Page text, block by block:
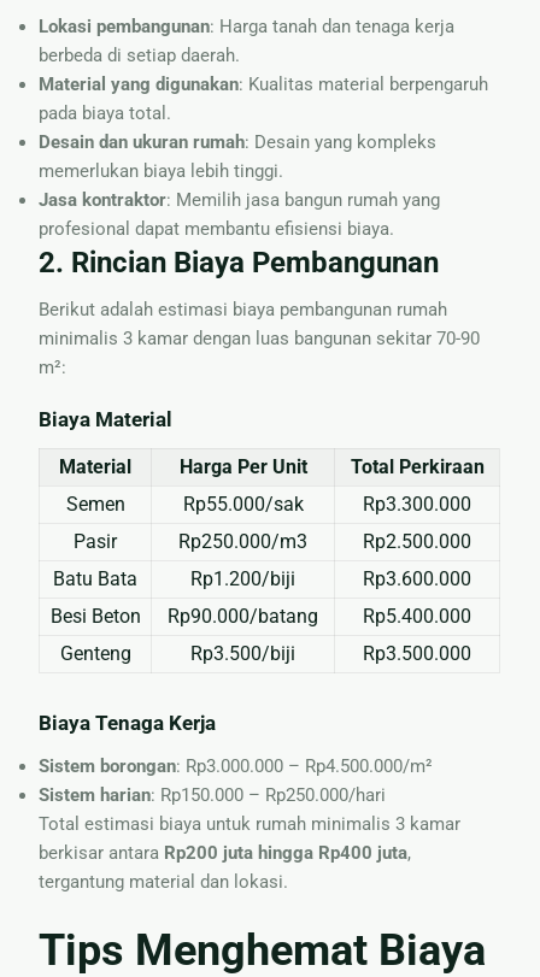
Lokasi pembangunan: Harga tanah dan tenaga kerja
berbeda di setiap daerah.
Material yang digunakan: Kualitas material berpengaruh
pada biaya total.
Desain dan ukuran rumah: Desain yang kompleks
memerlukan biaya lebih tinggi.
Jasa kontraktor: Memilih jasa bangun rumah yang
profesional dapat membantu efisiensi biaya.
2. Rincian Biaya Pembangunan
Berikut adalah estimasi biaya pembangunan rumah
minimalis 3 kamar dengan luas bangunan sekitar 70-90
m²:
Biaya Material
Material Harga Per Unit
Total Perkiraan
Semen
Rp55.000/sak
Rp3.300.000
Pasir
Rp250.000/m3
Rp2.500.000
Batu Bata
Rp1.200/biji
Rp3.600.000
Besi Beton
Rp90.000/batang
Rp5.400.000
Genteng
Rp3.500/biji Rp3.500.000
Biaya Tenaga Kerja
Sistem borongan: Rp3.000.000 – Rp4.500.000/m²
Sistem harian: Rp150.000 – Rp250.000/hari
Total estimasi biaya untuk rumah minimalis 3 kamar
berkisar antara Rp200 juta hingga Rp400 juta,
tergantung material dan lokasi.
Tips Menghemat Biaya